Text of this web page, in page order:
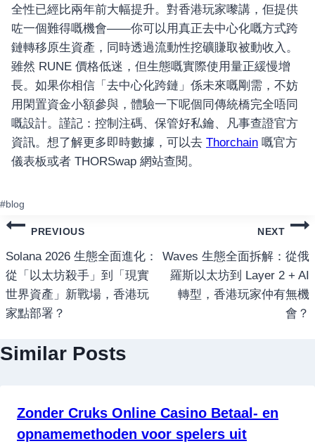
全性已經比兩年前大幅提升。對香港玩家嚟講，佢提供
咗一個難得嘅機會——你可以用真正去中心化嘅方式跨
鏈轉移原生資產，同時透過流動性挖礦賺取被動收入。
雖然 RUNE 價格低迷，但生態嘅實際使用量正緩慢增
長。如果你相信「去中心化跨鏈」係未來嘅剛需，不妨
用閑置資金小額參與，體驗一下呢個同傳統橋完全唔同
嘅設計。謹記：控制注碼、保管好私鑰、凡事查證官方
資訊。想了解更多即時數據，可以去 Thorchain 嘅官方
儀表板或者 THORSwap 網站查閱。
#blog
แนะแนว
เรื่อง
PREVIOUS
Solana 2026 生態全面進化：
從「以太坊殺手」到「現實
世界資產」新戰場，香港玩
家點部署？
NEXT
Waves 生態全面拆解：從俄
羅斯以太坊到 Layer 2 + AI
轉型，香港玩家仲有無機
會？
Similar Posts
Zonder Cruks Online Casino Betaal- en
opnamemethoden voor spelers uit